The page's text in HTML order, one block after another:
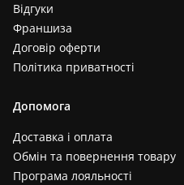
Відгуки
Франшиза
Договір оферти
Політика приватності
Допомога
Доставка і оплата
Обмін та повернення товару
Програма лояльності